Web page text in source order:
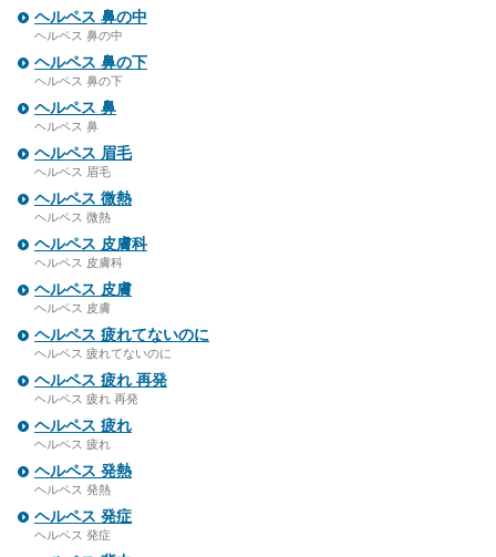
ヘルペス 鼻の中
ヘルペス 鼻の中
ヘルペス 鼻の下
ヘルペス 鼻の下
ヘルペス 鼻
ヘルペス 鼻
ヘルペス 眉毛
ヘルペス 眉毛
ヘルペス 微熱
ヘルペス 微熱
ヘルペス 皮膚科
ヘルペス 皮膚科
ヘルペス 皮膚
ヘルペス 皮膚
ヘルペス 疲れてないのに
ヘルペス 疲れてないのに
ヘルペス 疲れ 再発
ヘルペス 疲れ 再発
ヘルペス 疲れ
ヘルペス 疲れ
ヘルペス 発熱
ヘルペス 発熱
ヘルペス 発症
ヘルペス 発症